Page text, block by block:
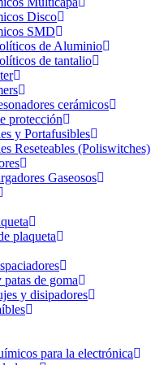
Disco
SMD
de Aluminio
de tantalio
cerámicos
protección
y Portafusibles
Reseteables (Poliswitches)
Gaseosos
plaqueta
patas de goma
y disipadores
para la electrónica